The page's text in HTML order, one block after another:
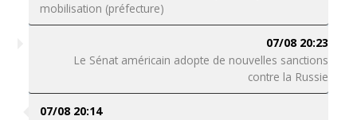
mobilisation (préfecture)
07/08 20:23
Le Sénat américain adopte de nouvelles sanctions
contre la Russie
07/08 20:14